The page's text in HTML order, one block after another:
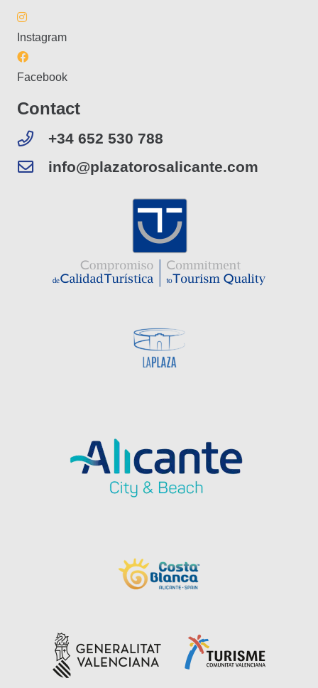
Instagram
Facebook
Contact
+34 652 530 788
info@plazatorosalicante.com